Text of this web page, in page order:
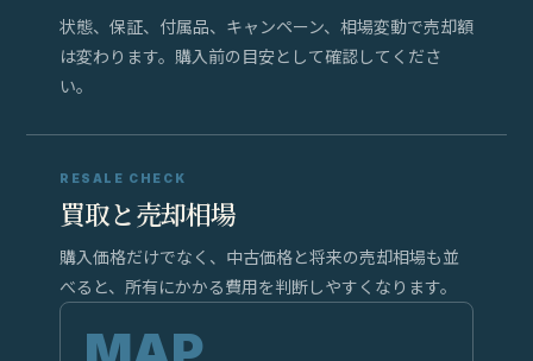
状態、保証、付属品、キャンペーン、相場変動で売却額
は変わります。購入前の目安として確認してくださ
い。
RESALE CHECK
買取と売却相場
購入価格だけでなく、中古価格と将来の売却相場も並
べると、所有にかかる費用を判断しやすくなります。